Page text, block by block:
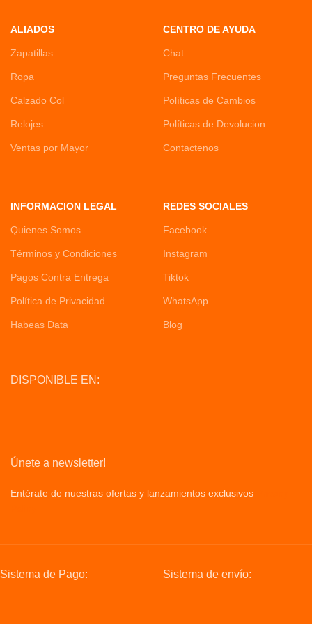
ALIADOS
Zapatillas
Ropa
Calzado Col
Relojes
Ventas por Mayor
CENTRO DE AYUDA
Chat
Preguntas Frecuentes
Políticas de Cambios
Políticas de Devolucion
Contactenos
INFORMACION LEGAL
Quienes Somos
Términos y Condiciones
Pagos Contra Entrega
Política de Privacidad
Habeas Data
REDES SOCIALES
Facebook
Instagram
Tiktok
WhatsApp
Blog
DISPONIBLE EN:
Únete a newsletter!
Entérate de nuestras ofertas y lanzamientos exclusivos
Sistema de Pago: Sistema de envío: